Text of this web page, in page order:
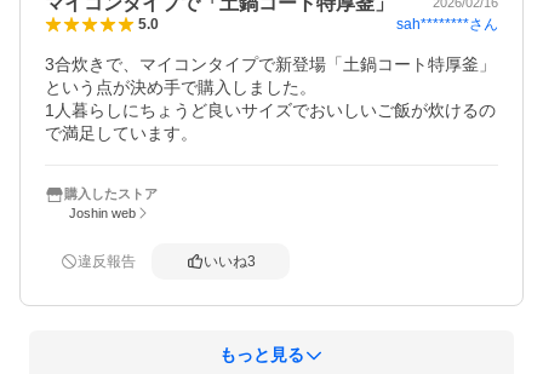
5.0 sah********さん
3合炊きで、マイコンタイプで新登場「土鍋コート特厚釜」
という点が決め手で購入しました。
1人暮らしにちょうど良いサイズでおいしいご飯が炊けるの
で満足しています。
購入したストア
Joshin web
違反報告 いいね3
もっと見る